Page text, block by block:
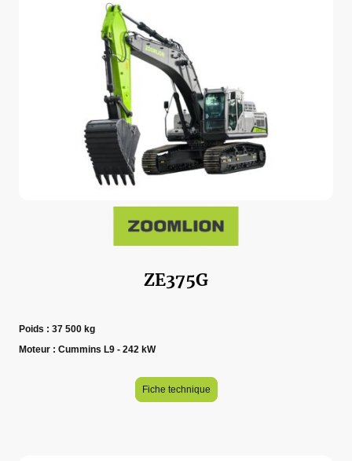
ZE375G
Poids : 37 500 kg
Moteur : Cummins L9 - 242 kW
Fiche technique